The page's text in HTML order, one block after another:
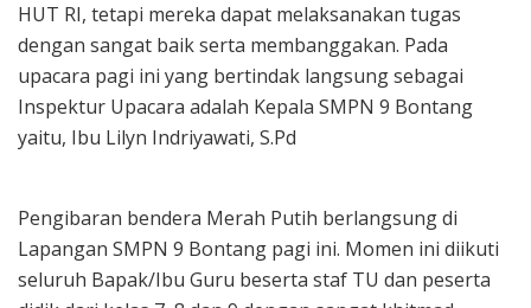
HUT RI, tetapi mereka dapat melaksanakan tugas
dengan sangat baik serta membanggakan. Pada
upacara pagi ini yang bertindak langsung sebagai
Inspektur Upacara adalah Kepala SMPN 9 Bontang
yaitu, Ibu Lilyn Indriyawati, S.Pd
Pengibaran bendera Merah Putih berlangsung di
Lapangan SMPN 9 Bontang pagi ini. Momen ini diikuti
seluruh Bapak/Ibu Guru beserta staf TU dan peserta